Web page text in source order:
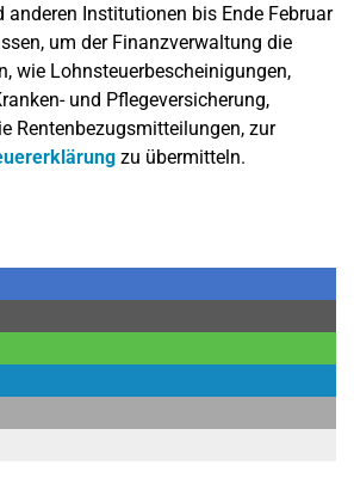
anderen Institutionen bis Ende Februar
um der Finanzverwaltung die
wie Lohnsteuerbescheinigungen,
und Pflegeversicherung,
Rentenbezugsmitteilungen, zur
zu übermitteln.